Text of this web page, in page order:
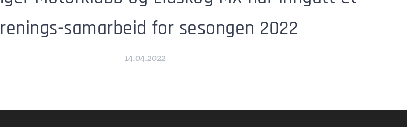
samarbeid for sesongen 2022
14.04.2022